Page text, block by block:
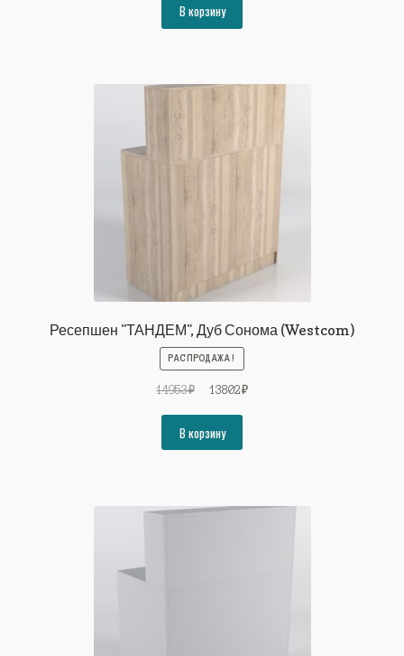
составляла
20983₽.
В корзину
Ресепшен "ТАНДЕМ", Дуб Сонома (Westcom)
РАСПРОДАЖА!
14953₽
Первоначальная
составляла
14953₽.
13802₽Текущая
В корзину